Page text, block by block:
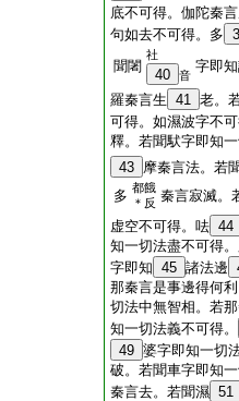
底不可得。伽陀秦
句如去不可得。多
聞闍
社
40 音
字即
羅秦言生 41 老。
可得。如濕波字不
釋。若聞䭾字即知
43 摩秦言法。若
多 都餓
＊反 秦言寂滅。
虚空不可得。呿 44
知一切法盡不可得
字即知 45 諸法邊
那秦言是事邊得何
切法中無智相。若
知一切法義不可得。
49 婆字即知一切
破。若聞車字即知
秦言去。若聞濕 51